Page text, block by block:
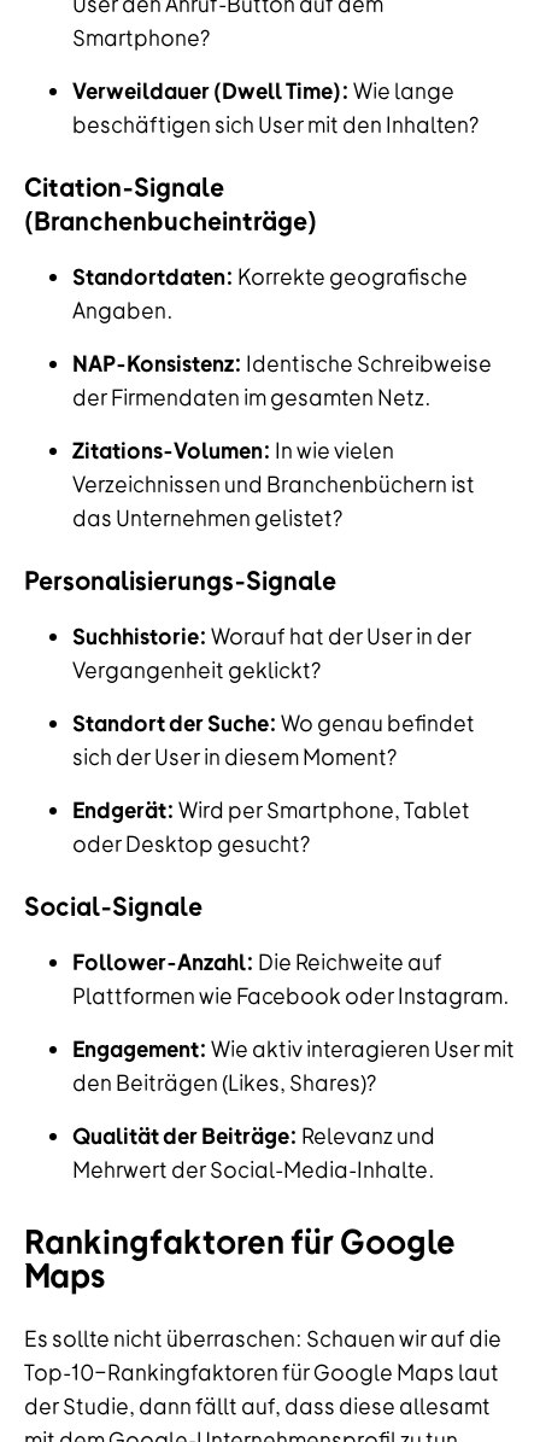
Smartphone?
Verweildauer (Dwell Time): Wie lange
beschäftigen sich User mit den Inhalten?
Citation-Signale
(Branchenbucheinträge)
Standortdaten: Korrekte geografische
Angaben.
NAP-Konsistenz: Identische Schreibweise
der Firmendaten im gesamten Netz.
Zitations-Volumen: In wie vielen
Verzeichnissen und Branchenbüchern ist
das Unternehmen gelistet?
Personalisierungs-Signale
Suchhistorie: Worauf hat der User in der
Vergangenheit geklickt?
Standort der Suche: Wo genau befindet
sich der User in diesem Moment?
Endgerät: Wird per Smartphone, Tablet
oder Desktop gesucht?
Social-Signale
Follower-Anzahl: Die Reichweite auf
Plattformen wie Facebook oder Instagram.
Engagement: Wie aktiv interagieren User mit
den Beiträgen (Likes, Shares)?
Qualität der Beiträge: Relevanz und
Mehrwert der Social-Media-Inhalte.
Rankingfaktoren für Google
Maps
Es sollte nicht überraschen: Schauen wir auf die
Top-10-Rankingfaktoren für Google Maps laut
der Studie, dann fällt auf, dass diese allesamt